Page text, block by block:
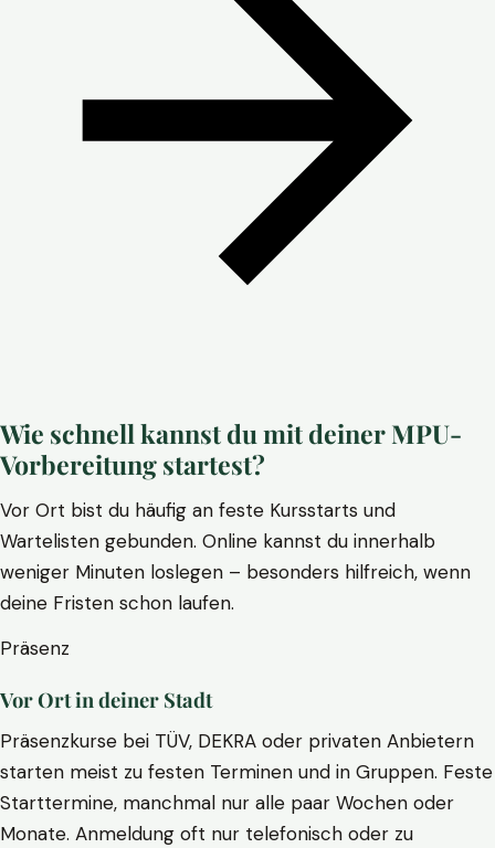
Wie schnell kannst du mit deiner MPU-
Vorbereitung startest?
Vor Ort bist du häufig an feste Kursstarts und
Wartelisten gebunden. Online kannst du innerhalb
weniger Minuten loslegen – besonders hilfreich, wenn
deine Fristen schon laufen.
Präsenz
Vor Ort in deiner Stadt
Präsenzkurse bei TÜV, DEKRA oder privaten Anbietern
starten meist zu festen Terminen und in Gruppen. Feste
Starttermine, manchmal nur alle paar Wochen oder
Monate. Anmeldung oft nur telefonisch oder zu